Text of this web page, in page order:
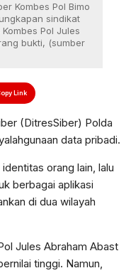
Kombes Pol Bimo
sindikat
Pol Jules
bukti, (sumber
Link
(DitresSiber) Polda
data pribadi.
orang lain, lalu
berbagai aplikasi
di dua wilayah
Jules Abraham Abast
tinggi. Namun,